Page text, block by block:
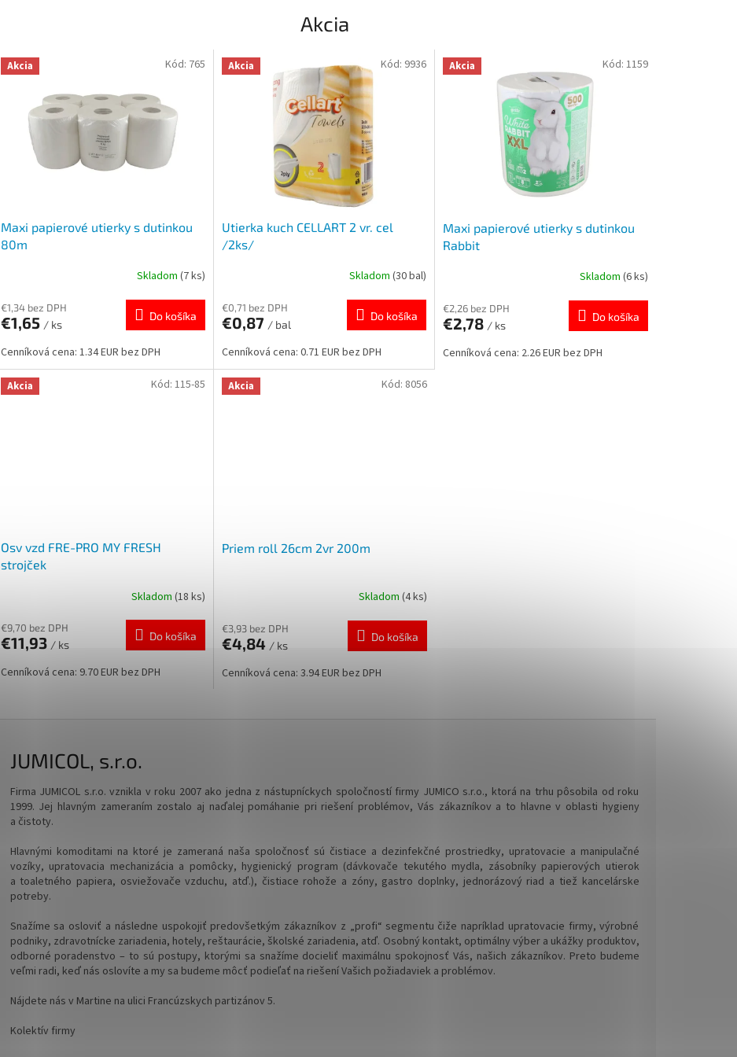
Akcia
Akcia
Maxi papierové utierky s dutinkou
80m
Skladom (7 ks)
€1,34 bez DPH
€1,65 / ks
Do košíka
Cenníková cena: 1.34 EUR bez DPH
Kód: 765 Akcia
Utierka kuch CELLART 2 vr. cel
/2ks/
Skladom (30 bal)
€0,71 bez DPH
€0,87 / bal
Do košíka
Cenníková cena: 0.71 EUR bez DPH
Kód: 9936 Akcia
Maxi papierové utierky s dutinkou
Rabbit
Skladom (6 ks)
€2,26 bez DPH
€2,78 / ks
Do košíka
Cenníková cena: 2.26 EUR bez DPH
Kód: 1159
Akcia
Osv vzd FRE-PRO MY FRESH
strojček
Skladom (18 ks)
€9,70 bez DPH
€11,93 / ks
Do košíka
Cenníková cena: 9.70 EUR bez DPH
Kód: 115-85 Akcia
Priem roll 26cm 2vr 200m
Skladom (4 ks)
€3,93 bez DPH
€4,84 / ks
Do košíka
Cenníková cena: 3.94 EUR bez DPH
Kód: 8056
JUMICOL, s.r.o.
Firma JUMICOL s.r.o. vznikla v roku 2007 ako jedna z nástupníckych spoločností firmy JUMICO s.r.o., ktorá na trhu pôsobila od roku
1999. Jej hlavným zameraním zostalo aj naďalej pomáhanie pri riešení problémov, Vás zákazníkov a to hlavne v oblasti hygieny
a čistoty.
Hlavnými komoditami na ktoré je zameraná naša spoločnosť sú čistiace a dezinfekčné prostriedky, upratovacie a manipulačné
vozíky, upratovacia mechanizácia a pomôcky, hygienický program (dávkovače tekutého mydla, zásobníky papierových utierok
a toaletného papiera, osviežovače vzduchu, atď.), čistiace rohože a zóny, gastro doplnky, jednorázový riad a tiež kancelárske
potreby.
Snažíme sa osloviť a následne uspokojiť predovšetkým zákazníkov z „profi“ segmentu čiže napríklad upratovacie firmy, výrobné
podniky, zdravotnícke zariadenia, hotely, reštaurácie, školské zariadenia, atď. Osobný kontakt, optimálny výber a ukážky produktov,
odborné poradenstvo – to sú postupy, ktorými sa snažíme docieliť maximálnu spokojnosť Vás, našich zákazníkov. Preto budeme
veľmi radi, keď nás oslovíte a my sa budeme môcť podieľať na riešení Vašich požiadaviek a problémov.
Nájdete nás v Martine na ulici Francúzskych partizánov 5.
Kolektív firmy